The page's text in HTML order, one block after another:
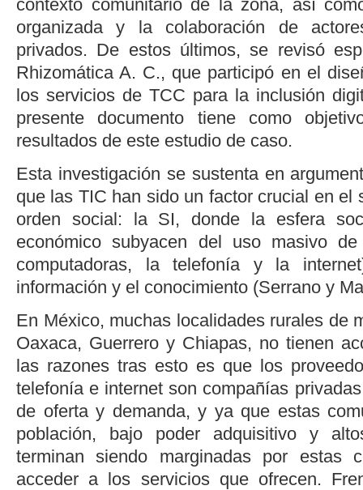
contexto comunitario de la zona, así
organizada y la colaboración de
privados. De estos últimos, se revisó
Rhizomática A. C., que participó en el
los servicios de TCC para la inclusión
presente documento tiene como
resultados de este estudio de caso.
Esta investigación se sustenta en
que las TIC han sido un factor crucial en el
orden social: la SI, donde la esfera
económico subyacen del uso masivo
computadoras, la telefonía y la
información y el conocimiento (Serrano y
En México, muchas localidades rurales de
Oaxaca, Guerrero y Chiapas, no tienen
las razones tras esto es que los
telefonía e internet son compañías
de oferta y demanda, y ya que estas
población, bajo poder adquisitivo y
terminan siendo marginadas por estas
acceder a los servicios que ofrecen.